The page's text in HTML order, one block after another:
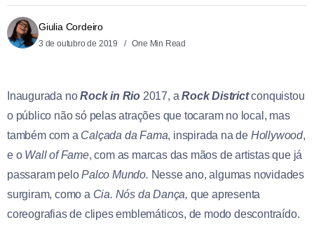
Giulia Cordeiro
3 de outubro de 2019 One Min Read
Inaugurada noRock in Rio 2017, aRock Districtconquistou
o público não só pelas atrações que tocaram no local, mas
também com a Calçada da Fama, inspirada na de Hollywood,
e o Wall of Fame, com as marcas das mãos de artistas que já
passaram peloPalco Mundo. Nesse ano, algumas novidades
surgiram, como a Cia. Nós da Dança, que apresenta
coreografias de clipes emblemáticos, de modo descontraído.